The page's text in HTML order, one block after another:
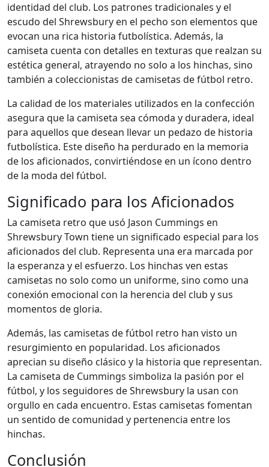
identidad del club. Los patrones tradicionales y el
escudo del Shrewsbury en el pecho son elementos que
evocan una rica historia futbolística. Además, la
camiseta cuenta con detalles en texturas que realzan su
estética general, atrayendo no solo a los hinchas, sino
también a coleccionistas de camisetas de fútbol retro.
La calidad de los materiales utilizados en la confección
asegura que la camiseta sea cómoda y duradera, ideal
para aquellos que desean llevar un pedazo de historia
futbolística. Este diseño ha perdurado en la memoria
de los aficionados, convirtiéndose en un ícono dentro
de la moda del fútbol.
Significado para los Aficionados
La camiseta retro que usó Jason Cummings en
Shrewsbury Town tiene un significado especial para los
aficionados del club. Representa una era marcada por
la esperanza y el esfuerzo. Los hinchas ven estas
camisetas no solo como un uniforme, sino como una
conexión emocional con la herencia del club y sus
momentos de gloria.
Además, las camisetas de fútbol retro han visto un
resurgimiento en popularidad. Los aficionados
aprecian su diseño clásico y la historia que representan.
La camiseta de Cummings simboliza la pasión por el
fútbol, y los seguidores de Shrewsbury la usan con
orgullo en cada encuentro. Estas camisetas fomentan
un sentido de comunidad y pertenencia entre los
hinchas.
Conclusión